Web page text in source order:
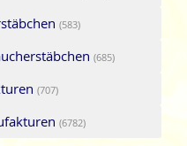
(583)
(685)
(707)
(6782)